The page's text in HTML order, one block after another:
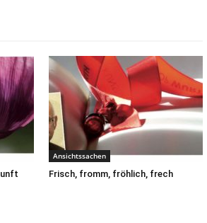
Ansichtssachen
Frisch, fromm, fröhlich, frech